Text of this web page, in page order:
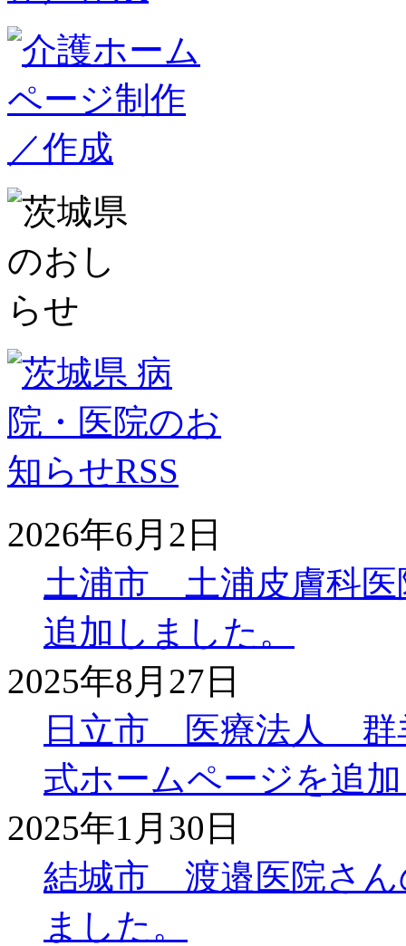
2026年6月2日
土浦市 土浦皮膚科医
追加しました。
2025年8月27日
日立市 医療法人 群
式ホームページを追
2025年1月30日
結城市 渡邉医院さん
ました。